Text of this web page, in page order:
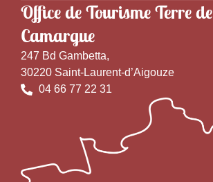
Office de Tourisme Terre de
Camargue
247 Bd Gambetta,
30220 Saint-Laurent-d’Aigouze
04 66 77 22 31